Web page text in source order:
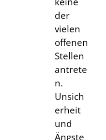
der
vielen
offenen
Stellen
antrete
n.
Unsich
erheit
und
Ängste